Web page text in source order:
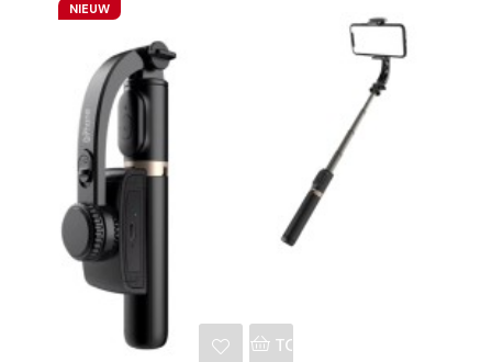
NIEUW
TOEVOEGEN AAN